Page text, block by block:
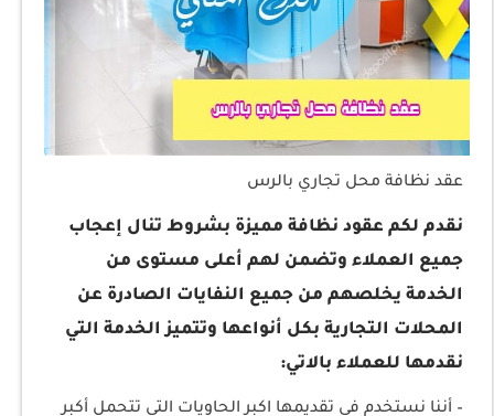
عقد نظافة محل تجاري بالرس
نقدم لكم عقود نظافة مميزة بشروط تنال إعجاب
جميع العملاء وتضمن لهم أعلى مستوى من
الخدمة يخلصهم من جميع النفايات الصادرة عن
المحلات التجارية بكل أنواعها وتتميز الخدمة التي
نقدمها للعملاء بالاتي:
– أننا نستخدم في تقديمها اكبر الحاويات التي تتحمل أكبر